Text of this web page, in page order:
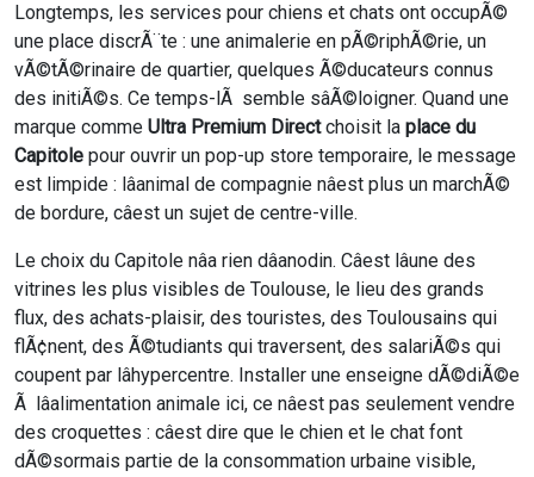
Longtemps, les services pour chiens et chats ont occupÃ©
une place discrÃ¨te : une animalerie en pÃ©riphÃ©rie, un
vÃ©tÃ©rinaire de quartier, quelques Ã©ducateurs connus
des initiÃ©s. Ce temps-lÃ semble sâÃ©loigner. Quand une
marque comme Ultra Premium Directchoisit la place du
Capitole pour ouvrir un pop-up store temporaire, le message
est limpide : lâanimal de compagnie nâest plus un marchÃ©
de bordure, câest un sujet de centre-ville.
Le choix du Capitole nâa rien dâanodin. Câest lâune des
vitrines les plus visibles de Toulouse, le lieu des grands
flux, des achats-plaisir, des touristes, des Toulousains qui
flÃ¢nent, des Ã©tudiants qui traversent, des salariÃ©s qui
coupent par lâhypercentre. Installer une enseigne dÃ©diÃ©e
Ã lâalimentation animale ici, ce nâest pas seulement vendre
des croquettes : câest dire que le chien et le chat font
dÃ©sormais partie de la consommation urbaine visible,